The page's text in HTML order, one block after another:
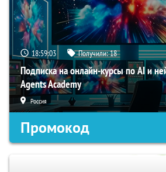
18:59:02 Получили:18
Подписка на онлайн-курсы по AI и
Agents Academy
Россия
Промокод